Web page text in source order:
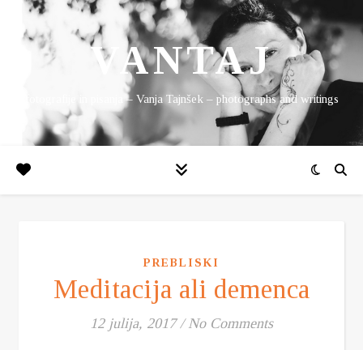
VANTAJ
fotografije in pisanja – Vanja Tajnšek – photographs and writings
PREBLISKI
Meditacija ali demenca
12 julija, 2017 / No Comments